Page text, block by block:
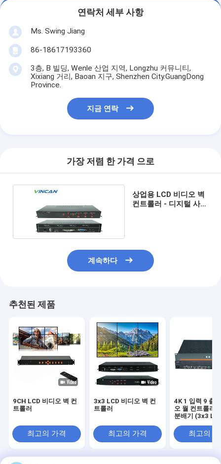
연락처 세부 사항
Ms. Swing Jiang
86-18617193360
3층, B 빌딩, Wenle 산업 지역, Longzhu 커뮤니티,
Xixiang 거리, Baoan 지구, Shenzhen City.GuangDong
Province.
지금 연락
가장 저렴 한 가격 으로
상업용 LCD 비디오 벽
컨트롤러 - 디지털 사이
계속하다
추천된 제품
9CH LCD 비디오 벽 컨
트롤러
최고의 가격
3x3 LCD 비디오 벽 컨
트롤러
최고의 가격
4K 1 입력 9 출
오 월 컨트롤러
분배기 (3x3
최고의